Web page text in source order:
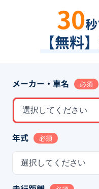
30
【無料
メーカー・車名 必須
選択してください
年式 必須
選択してください